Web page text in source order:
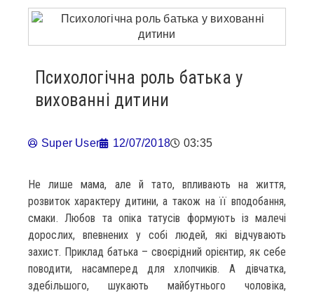
Психологічна роль батька у
вихованні дитини
Super User 12/07/2018 03:35
Не лише мама, але й тато, впливають на життя,
розвиток характеру дитини, а також на її вподобання,
смаки. Любов та опіка татусів формують із малечі
дорослих, впевнених у собі людей, які відчувають
захист. Приклад батька – своєрідний орієнтир, як себе
поводити, насамперед для хлопчиків. А дівчатка,
здебільшого, шукають майбутнього чоловіка,